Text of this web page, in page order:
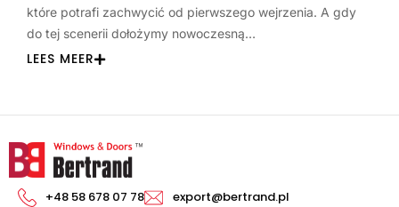
które potrafi zachwycić od pierwszego wejrzenia. A gdy
do tej scenerii dołożymy nowoczesną…
LEES MEER
+48 58 678 07 78 export@bertrand.pl